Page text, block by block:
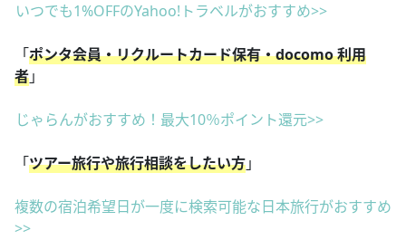
いつでも1%OFFのYahoo!トラベルがおすすめ>>
「ポンタ会員・リクルートカード保有・docomo 利用
者」
じゃらんがおすすめ！最大10％ポイント還元>>
「ツアー旅行や旅行相談をしたい方」
複数の宿泊希望日が一度に検索可能な日本旅行がおすすめ
>>